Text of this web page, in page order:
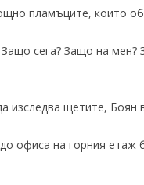
пламъците, които
Защо сега? Защо на
изследва щетите, Боян
офиса на горния етаж